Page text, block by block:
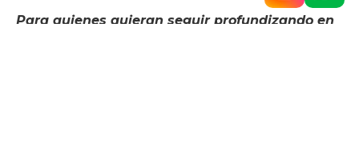
Para quienes quieran seguir profundizando en